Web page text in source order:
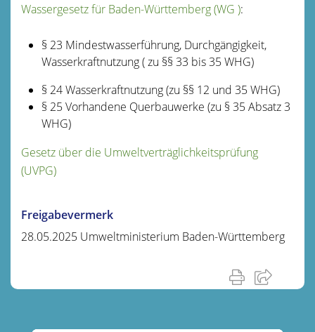
Wassergesetz für Baden-Württemberg (WG ):
§ 23 Mindestwasserführung, Durchgängigkeit,
Wasserkraftnutzung ( zu §§ 33 bis 35 WHG)
§ 24 Wasserkraftnutzung (zu §§ 12 und 35 WHG)
§ 25 Vorhandene Querbauwerke (zu § 35 Absatz 3
WHG)
Gesetz über die Umweltverträglichkeitsprüfung
(UVPG)
Freigabevermerk
28.05.2025 Umweltministerium Baden-Württemberg